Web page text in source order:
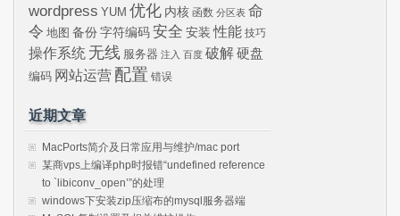
wordpress YUM 优化 内核 函数 分区表 命
令 地图 备份 字符编码 安全 安装 性能 技巧
操作系统 无线 服务器 注入 百度 破解硬盘
编码 网站运营 配置 错误
近期文章
MacPorts简介及日常应用与维护/mac port
某商vps上编译php时报错“undefined reference
to `libiconv_open’”的处理
windows下安装zip压缩布的mysql服务器端